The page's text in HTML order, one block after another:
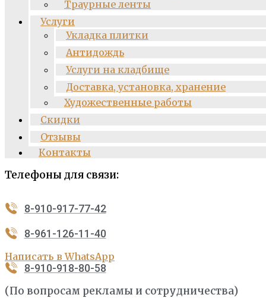
Траурные ленты
Услуги
Укладка плитки
Антидождь
Услуги на кладбище
Доставка, установка, хранение
Художественные работы
Скидки
Отзывы
Контакты
Телефоны для связи:
8-910-917-77-42
8-961-126-11-40
Написать в WhatsApp
8-910-918-80-58
(По вопросам рекламы и сотрудничества)